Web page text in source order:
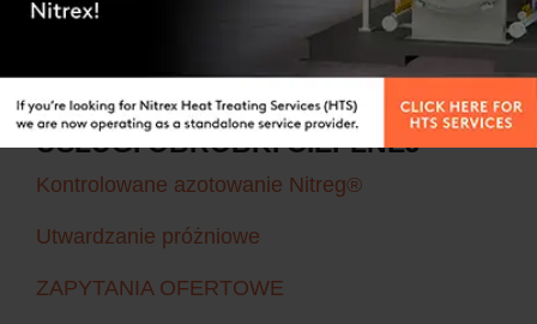
USŁUGI OBRÓBKI CIEPLNEJ
Kontrolowane azotowanie Nitreg®
Utwardzanie próżniowe
ZAPYTANIA OFERTOWE